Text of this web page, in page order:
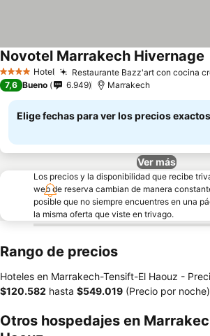
4 EstrellasHotel Restaurante Bazz'art con cocina
Novotel Marrakech Hivernage
7,6 Bueno 6.949 Marrakech
Elige fechas para ver los precios exactos
Ver más
Los precios y la disponibilidad que recibe
web de reserva cambian de manera
posible que no siempre encuentres en una
la misma oferta que viste en trivago.
Rango de precios
Hoteles en Marrakech-Tensift-El Haouz -
‎$120.582 hasta ‎$549.019 (Precio por noche)
Otros hospedajes en